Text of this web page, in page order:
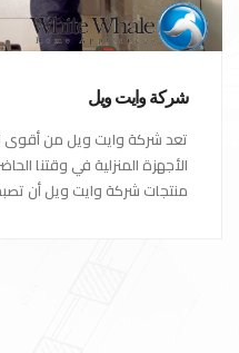
شركة وايت ويل
تعد شركة وايت ويل من أقوى
الأجهزة المنزلية في وقتنا
منتجات شركة وايت ويل أن تصبح